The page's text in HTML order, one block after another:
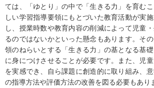
ては、「ゆとり」の中で「生きる力」を育む
しい学習指導要領にもとづいた教育活動が実
し、授業時数や教育内容の削減によって児童
るのではないかといった懸念もあります。そ
領のねらいとする「生きる力」の基となる基
に身につけさせることが必要です。また、児
を実感でき、自ら課題に創造的に取り組み、
の指導方法や評価方法の改善を図る必要もあり